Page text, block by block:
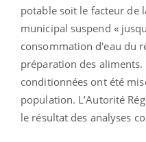
potable soit le facteur de
municipal suspend «
consommation d'eau du
préparation des
conditionnées ont été
population. L’Autorité
le résultat des analyses